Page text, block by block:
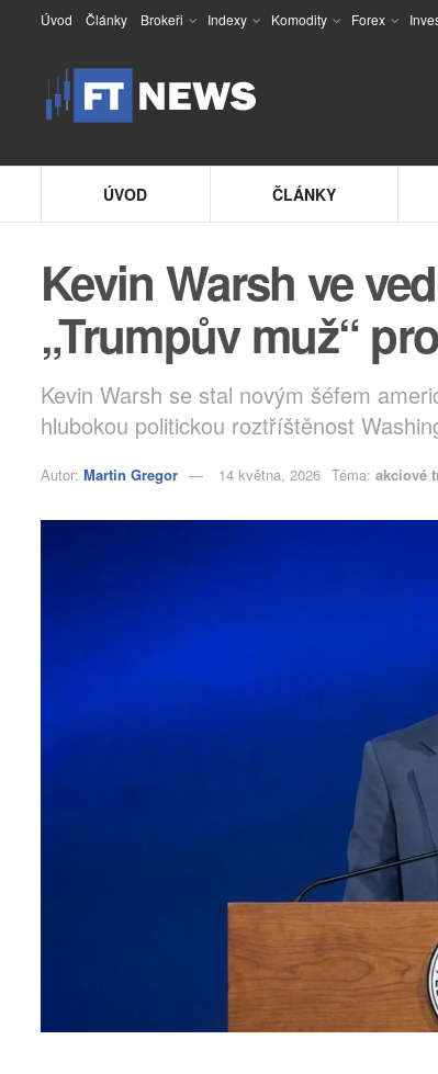
Úvod Články Brokeři Indexy Komodity Forex
ÚVOD ČLÁNKY
Kevin Warsh ve
„Trumpův muž“
Kevin Warsh se stal novým šéfem
hlubokou politickou roztříštěnost
Autor: Martin Gregor 14 května, 2026 Téma: akciové